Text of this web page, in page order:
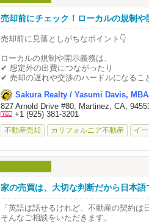
た。
売却の各ステップで、豊富な知識と経験
れました。
おかげで家は希望価格で、しかもわずか
ったと思います。
やすみさんは、落ち着いていて親しみや
コミッションも、多くのエージェントよ
これから家を売ろうと考えている方には
安心してお任せできる、本当に頼れるプ
と思えるはずです。
- Dawn F.
ご自宅の売却をお考えですか？それとも
さくら不動産までお気軽にご相談くださ
売却前にチェック！ローカルの規制や
売却前に見落としがちなポイント👇
ローカルの規制や開示義務は、
✔ 想定外の出費につながったり
✔ 売却の遅れや交渉のハードルになるこ
例えば…
・Alameda County：Private Sewer
・West Contra Costa：下水対応、ガス自
・Solano County：下水検査レポート
・コンド／タウンホーム：SB 326（バル
スムーズな売却のために、早めに準備し
気になる方はお気軽にご相談ください。
Sakura Realty / Yasumi Davis,
827 Arnold Drive #80, Martinez, CA,
+1 (925) 381-3201
不動産売却 カリフォルニア不動産 イ
家の売買は、大切な判断だから日本語
「英語は話せるけれど、不動産の契約は
そんなご相談をいただきます。